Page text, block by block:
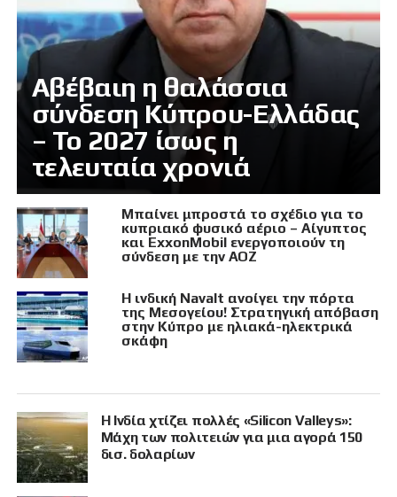
Αβέβαιη η θαλάσσια
σύνδεση Κύπρου-Ελλάδας
– Το 2027 ίσως η
τελευταία χρονιά
Μπαίνει μπροστά το σχέδιο για το
κυπριακό φυσικό αέριο – Αίγυπτος
και ExxonMobil ενεργοποιούν τη
σύνδεση με την ΑΟΖ
Η ινδική Navalt ανοίγει την πόρτα
της Μεσογείου! Στρατηγική απόβαση
στην Κύπρο με ηλιακά-ηλεκτρικά
σκάφη
Η Ινδία χτίζει πολλές «Silicon Valleys»:
Μάχη των πολιτειών για μια αγορά 150
δισ. δολαρίων